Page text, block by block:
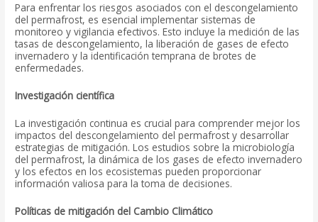
Para enfrentar los riesgos asociados con el descongelamiento
del permafrost, es esencial implementar sistemas de
monitoreo y vigilancia efectivos. Esto incluye la medición de las
tasas de descongelamiento, la liberación de gases de efecto
invernadero y la identificación temprana de brotes de
enfermedades.
Investigación científica
La investigación continua es crucial para comprender mejor los
impactos del descongelamiento del permafrost y desarrollar
estrategias de mitigación. Los estudios sobre la microbiología
del permafrost, la dinámica de los gases de efecto invernadero
y los efectos en los ecosistemas pueden proporcionar
información valiosa para la toma de decisiones.
Políticas de mitigación del Cambio Climático